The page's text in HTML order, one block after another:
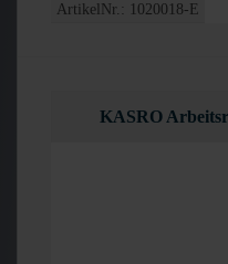
ArtikelNr.: 1020018-E
KASRO